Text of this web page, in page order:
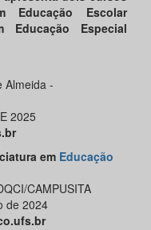
Educação Escolar
Educação Especial
Almeida -
2025
em Educação
CAMPUSITA
de 2024